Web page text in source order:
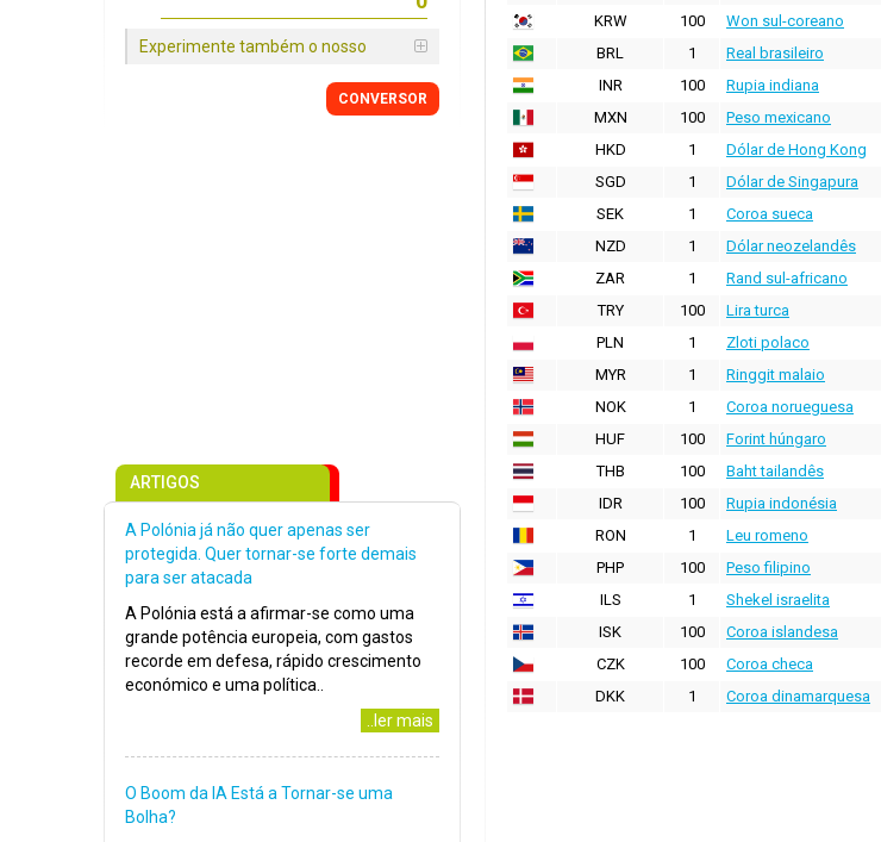
KRW
100 Won sul-coreano
BRL
1 Real brasileiro
INR
100 Rupia indiana
MXN
100 Peso mexicano
HKD
1 Dólar de Hong Kong
SGD
1 Dólar de Singapura
SEK
1 Coroa sueca
NZD
1 Dólar neozelandês
ZAR
1 Rand sul-africano
TRY
100 Lira turca
PLN
1 Zloti polaco
MYR
1 Ringgit malaio
NOK
1 Coroa norueguesa
HUF
100 Forint húngaro
THB
100 Baht tailandês
IDR
100 Rupia indonésia
RON
1 Leu romeno
PHP
100 Peso filipino
ILS
1 Shekel israelita
ISK
100 Coroa islandesa
CZK
100 Coroa checa
DKK
1 Coroa dinamarquesa
Experimente também o nosso
CONVERSOR
ARTIGOS
A Polónia já não quer apenas ser
protegida. Quer tornar-se forte demais
para ser atacada
A Polónia está a afirmar-se como uma
grande potência europeia, com gastos
recorde em defesa, rápido crescimento
económico e uma política..
..ler mais
O Boom da IA Está a Tornar-se uma
Bolha?